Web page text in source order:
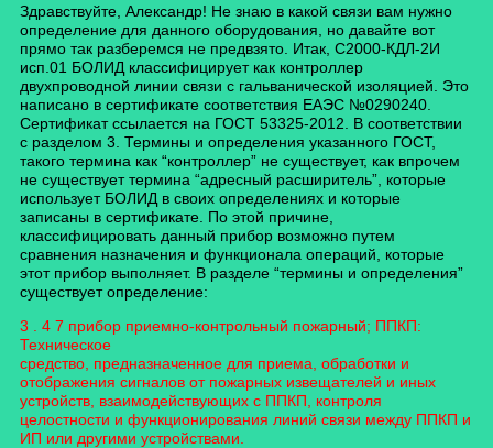
Здравствуйте, Александр! Не знаю в какой связи вам нужно
определение для данного оборудования, но давайте вот
прямо так разберемся не предвзято. Итак, С2000-КДЛ-2И
исп.01 БОЛИД классифицирует как контроллер
двухпроводной линии связи с гальванической изоляцией. Это
написано в сертификате соответствия ЕАЭС №0290240.
Сертификат ссылается на ГОСТ 53325-2012. В соответствии
с разделом 3. Термины и определения указанного ГОСТ,
такого термина как “контроллер” не существует, как впрочем
не существует термина “адресный расширитель”, которые
использует БОЛИД в своих определениях и которые
записаны в сертификате. По этой причине,
классифицировать данный прибор возможно путем
сравнения назначения и функционала операций, которые
этот прибор выполняет. В разделе “термины и определения”
существует определение:
3 . 4 7 прибор приемно-контрольный пожарный; ППКП:
Техническое
средство, предназначенное для приема, обработки и
отображения сигналов от пожарных извещателей и иных
устройств, взаимодействующих с ППКП, контроля
целостности и функционирования линий связи между ППКП и
ИП или другими устройствами.